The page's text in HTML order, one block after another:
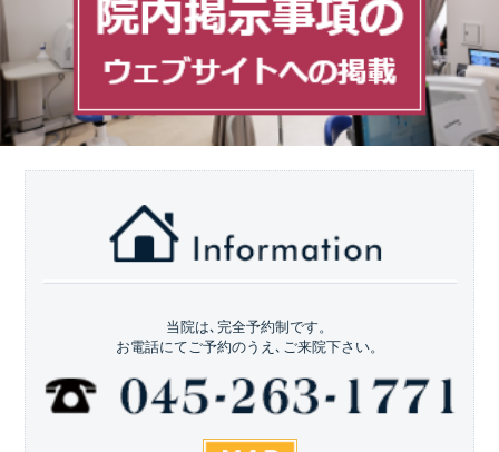
当院は､完全予約制です。
お電話にてご予約のうえ､ご来院下さい。